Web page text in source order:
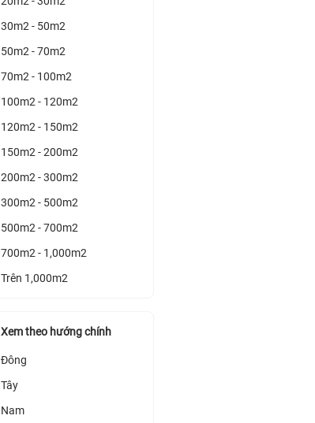
30m2 - 50m2
50m2 - 70m2
70m2 - 100m2
100m2 - 120m2
120m2 - 150m2
150m2 - 200m2
200m2 - 300m2
300m2 - 500m2
500m2 - 700m2
700m2 - 1,000m2
Trên 1,000m2
Xem theo hướng chính
Đông
Tây
Nam